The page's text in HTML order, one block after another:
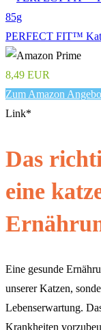
PERFECT FIT™
8,49 EUR
Zum Amazon
Link*
Das
eine
Eine gesunde
unserer Katzen,
Lebenserwartung.
Krankheiten